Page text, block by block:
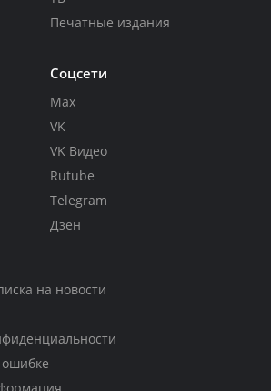
Печатные издания
Соцсети
Max
VK
VK Видео
Rutube
Telegram
Дзен
на новости